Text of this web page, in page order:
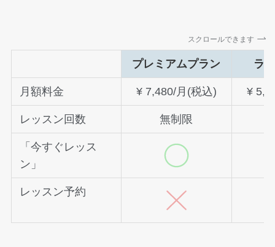
スクロールできます
プレミアムプラン ラ
月額料金 ¥ 7,480/月(税込) ¥
レッスン回数 無制限
「今すぐレッス
ン」
レッスン予約